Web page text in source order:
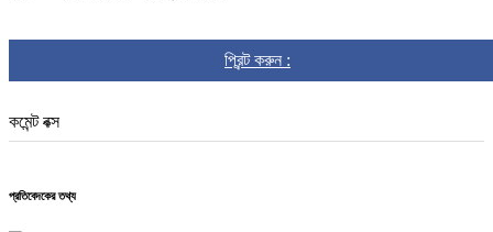
প্রিন্ট করুন :
কমেন্ট বক্স
প্রতিবেদকের তথ্য